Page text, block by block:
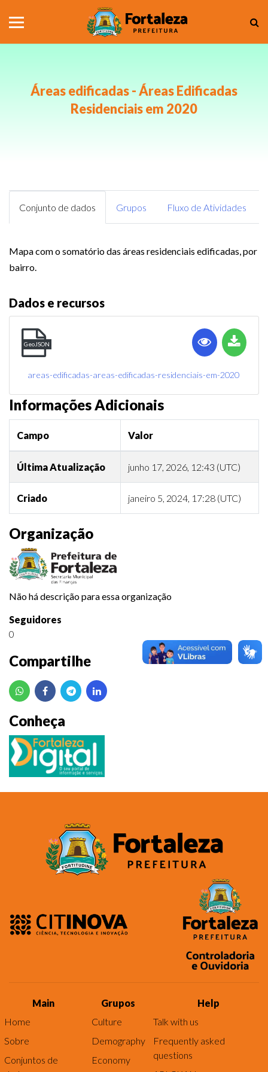
Áreas edificadas - Áreas Edificadas
Residenciais em 2020
Organização
Não há descrição para essa organização
Seguidores
0
Compartilhe
Conheça
Conjunto de dados Grupos Fluxo de Atividades
Mapa com o somatório das áreas residenciais edificadas, por
bairro.
Dados e recursos
GeoJSON
areas-edificadas-areas-edificadas-residenciais-em-2020
Informações Adicionais
Campo Valor
Última Atualização junho 17, 2026, 12:43 (UTC)
Criado janeiro 5, 2024, 17:28 (UTC)
Main
Home
Sobre
Conjuntos de
Grupos
Culture
Demography
Economy
Help
Talk with us
Frequently asked
questions